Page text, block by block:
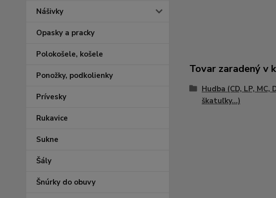
Nášivky
Opasky a pracky
Polokošele, košele
Ponožky, podkolienky
Prívesky
Rukavice
Sukne
Šály
Šnúrky do obuvy
Tovar zaradený v
Hudba (CD, LP, MC,
škatuľky...)